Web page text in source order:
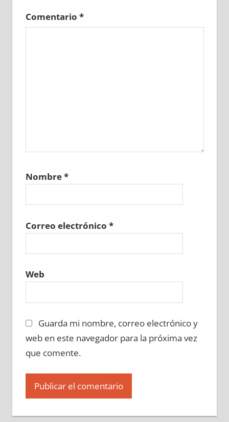
Comentario *
Nombre*
Correo electrónico *
Web
Guarda mi nombre, correo electrónico y
web en este navegador para la próxima vez
que comente.